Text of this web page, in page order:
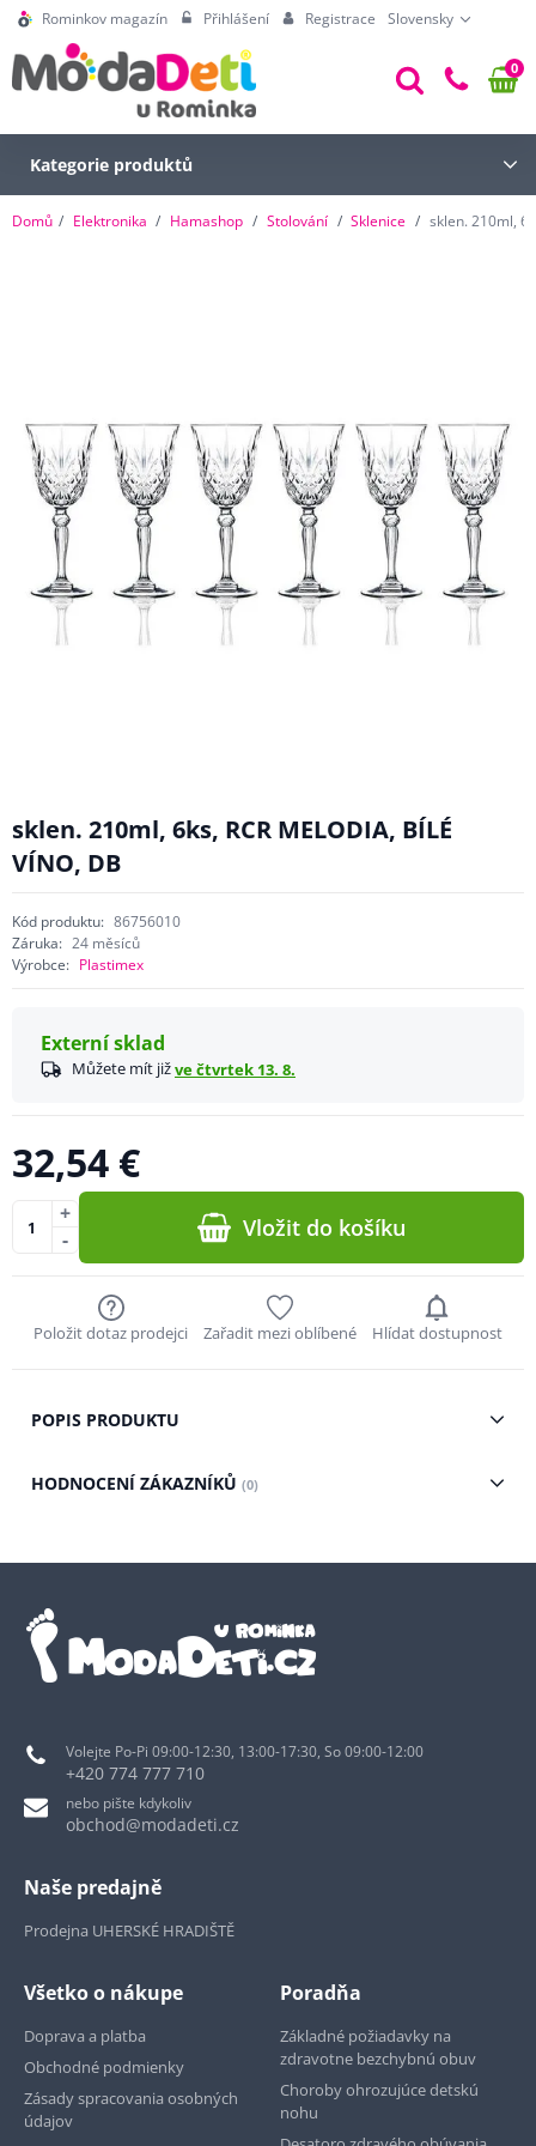
Rominkov magazín Přihlášení Registrace Slovensky
0
Kategorie produktů
Domů Elektronika Hamashop Stolování Sklenice sklen. 210ml,
sklen. 210ml, 6ks, RCR MELODIA, BÍLÉ
VÍNO, DB
Kód produktu: 86756010
Záruka: 24 měsíců
Výrobce: Plastimex
Externí sklad
Můžete mít jižve čtvrtek 13. 8.
32,54 €
-
+ Vložit do košíku
Položit dotaz prodejci Zařadit mezi oblíbené Hlídat dostupnost
POPIS PRODUKTU
HODNOCENÍ ZÁKAZNÍKŮ (0)
Volejte Po-Pi 09:00-12:30, 13:00-17:30, So 09:00-12:00
+420 774 777 710
nebo pište kdykoliv
obchod@modadeti.cz
Naše predajně
Prodejna UHERSKÉ HRADIŠTĚ
Všetko o nákupe
Doprava a platba
Obchodné podmienky
Zásady spracovania osobných
údajov
Poradňa
Základné požiadavky na
zdravotne bezchybnú obuv
Choroby ohrozujúce detskú
nohu